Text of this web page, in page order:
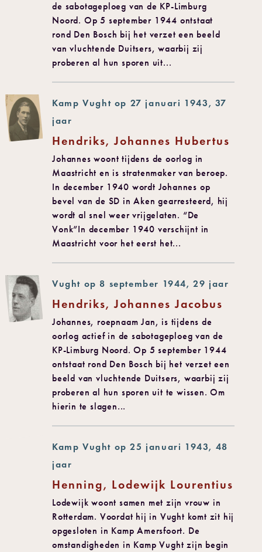
de sabotageploeg van de KP-Limburg
Noord. Op 5 september 1944 ontstaat
rond Den Bosch bij het verzet een beeld
van vluchtende Duitsers, waarbij zij
proberen al hun sporen uit...
Kamp Vught op 27 januari 1943, 37
jaar
Hendriks, Johannes Hubertus
Johannes woont tijdens de oorlog in
Maastricht en is stratenmaker van beroep.
In december 1940 wordt Johannes op
bevel van de SD in Aken gearresteerd, hij
wordt al snel weer vrijgelaten. “De
Vonk”In december 1940 verschijnt in
Maastricht voor het eerst het...
Vught op 8 september 1944, 29 jaar
Hendriks, Johannes Jacobus
Johannes, roepnaam Jan, is tijdens de
oorlog actief in de sabotageploeg van de
KP-Limburg Noord. Op 5 september 1944
ontstaat rond Den Bosch bij het verzet een
beeld van vluchtende Duitsers, waarbij zij
proberen al hun sporen uit te wissen. Om
hierin te slagen...
Kamp Vught op 25 januari 1943, 48
jaar
Henning, Lodewijk Lourentius
Lodewijk woont samen met zijn vrouw in
Rotterdam. Voordat hij in Vught komt zit hij
opgesloten in Kamp Amersfoort. De
omstandigheden in Kamp Vught zijn begin